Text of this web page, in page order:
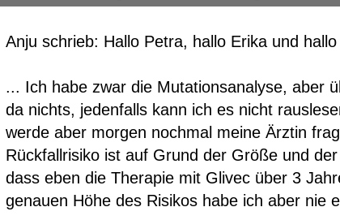
Anju schrieb: Hallo Petra, hallo Erika und
... Ich habe zwar die Mutationsanalyse, aber
da nichts, jedenfalls kann ich es nicht
werde aber morgen nochmal meine Ärztin
Rückfallrisiko ist auf Grund der Größe und
dass eben die Therapie mit Glivec über 3
genauen Höhe des Risikos habe ich aber nie